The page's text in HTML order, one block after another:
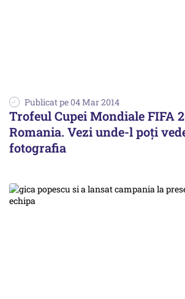
Publicat pe 04 Mar 2014
Trofeul Cupei Mondiale FIFA
Romania. Vezi unde-l poți
fotografia